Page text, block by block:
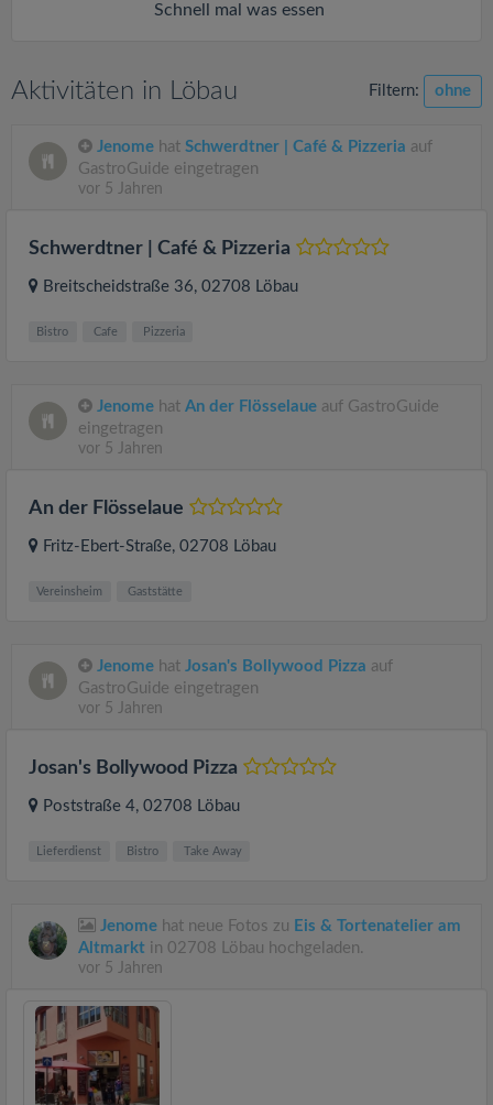
Schnell mal was essen
Aktivitäten in Löbau Filtern: ohne
Jenome hat Schwerdtner | Café & Pizzeria auf
GastroGuide eingetragen
vor 5 Jahren
Schwerdtner | Café & Pizzeria
Breitscheidstraße 36, 02708 Löbau
Bistro Cafe Pizzeria
Jenome hat An der Flösselaue auf GastroGuide
eingetragen
vor 5 Jahren
An der Flösselaue
Fritz-Ebert-Straße, 02708 Löbau
Vereinsheim Gaststätte
Jenome hat Josan's Bollywood Pizza auf
GastroGuide eingetragen
vor 5 Jahren
Josan's Bollywood Pizza
Poststraße 4, 02708 Löbau
Lieferdienst Bistro Take Away
Jenome hat neue Fotos zu Eis & Tortenatelier am
Altmarkt in 02708 Löbau hochgeladen.
vor 5 Jahren